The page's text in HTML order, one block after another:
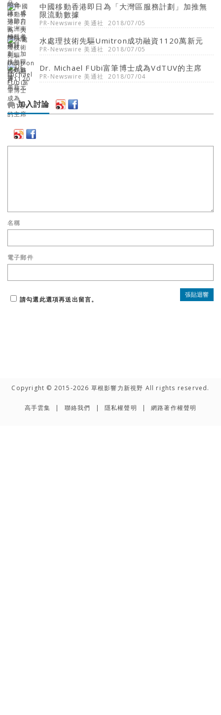
中國移動香港即日為「大灣區服務計劃」加推無
限流動數據
PR-Newswire 美通社 2018/07/05
水處理技術先驅Umitron成功融資1120萬新元
PR-Newswire 美通社 2018/07/05
Dr. Michael FUbi富筆博士成為VdTUV的主席
PR-Newswire 美通社 2018/07/04
加入討論
名稱
電子郵件
請勾選此選項再送出留言。
Copyright © 2015-2026 草根影響力新視野 All rights reserved.
高手雲集 聯絡我們 隱私權聲明 網路著作權聲明